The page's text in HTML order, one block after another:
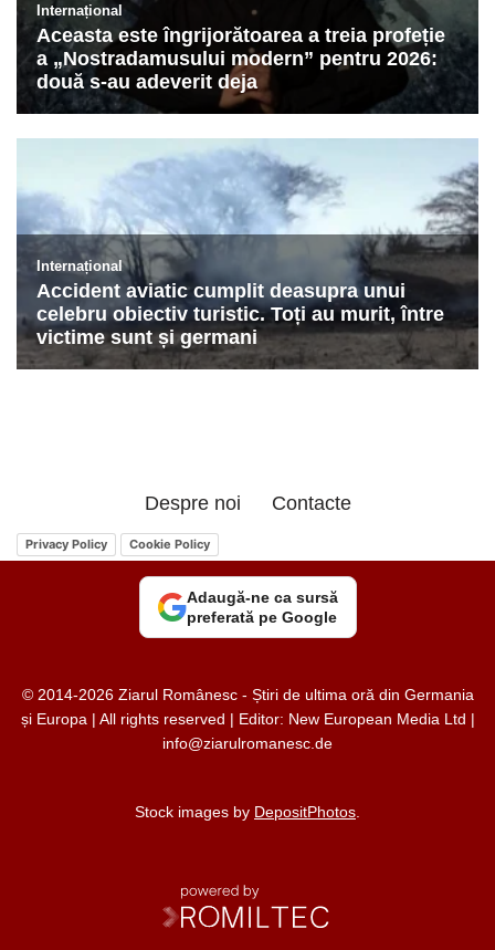
Despre noi Contacte
Privacy Policy Cookie Policy
Adaugă-ne ca sursă
preferată pe Google
© 2014-2026 Ziarul Românesc - Știri de ultima oră din Germania
și Europa | All rights reserved | Editor: New European Media Ltd |
info@ziarulromanesc.de
Stock images by DepositPhotos.